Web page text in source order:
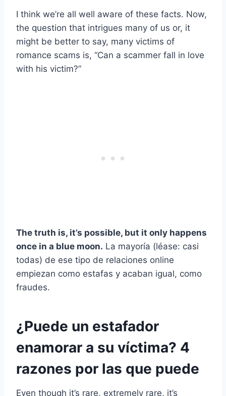
I think we’re all well aware of these facts. Now,
the question that intrigues many of us or, it
might be better to say, many victims of
romance scams is, “Can a scammer fall in love
with his victim?”
The truth is, it’s possible, but it only happens
once in a blue moon. La mayoría (léase: casi
todas) de ese tipo de relaciones online
empiezan como estafas y acaban igual, como
fraudes.
¿Puede un estafador
enamorar a su víctima? 4
razones por las que puede
Even though it’s rare, extremely rare, it’s